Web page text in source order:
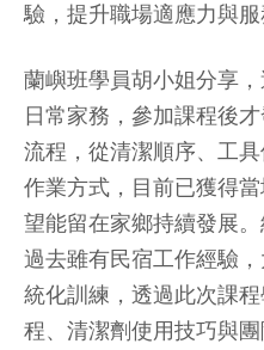
驗，提升職場適應力與服
蘭嶼班學員胡小姐分享
日常家務，參加課程後
流程，從清潔順序、工
作業方式，目前已獲得
望能留在家鄉持續發展
過去雖有民宿工作經驗
統化訓練，透過此次課
程、清潔劑使用技巧與